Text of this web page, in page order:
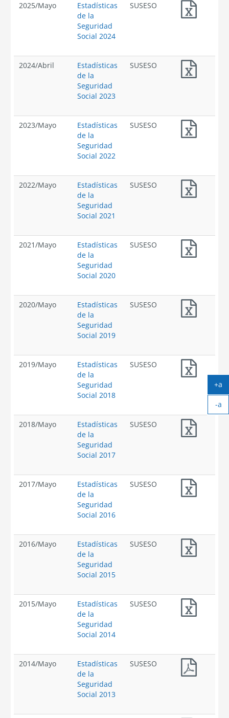
2025/Mayo
Estadísticas
de la
Seguridad
Social 2024
SUSESO
2024/Abril
Estadísticas
de la
Seguridad
Social 2023
SUSESO
2023/Mayo
Estadísticas
de la
Seguridad
Social 2022
SUSESO
2022/Mayo
Estadísticas
de la
Seguridad
Social 2021
SUSESO
2021/Mayo
Estadísticas
de la
Seguridad
Social 2020
SUSESO
2020/Mayo
Estadísticas
de la
Seguridad
Social 2019
SUSESO
2019/Mayo
Estadísticas
de la
Seguridad
Social 2018
SUSESO
2018/Mayo
Estadísticas
de la
Seguridad
Social 2017
SUSESO
2017/Mayo
Estadísticas
de la
Seguridad
Social 2016
SUSESO
2016/Mayo
Estadísticas
de la
Seguridad
Social 2015
SUSESO
2015/Mayo
Estadísticas
de la
Seguridad
Social 2014
SUSESO
2014/Mayo
Estadísticas
de la
Seguridad
Social 2013
SUSESO
+a
-a